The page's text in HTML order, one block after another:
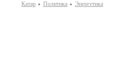
Катар Политика Энергетика